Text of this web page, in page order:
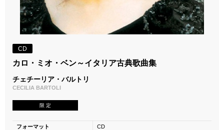
CD
カロ・ミオ・ベン～イタリア古典歌曲集
チェチーリア・バルトリ
CECILIA BARTOLI
限 定
フォーマット
CD